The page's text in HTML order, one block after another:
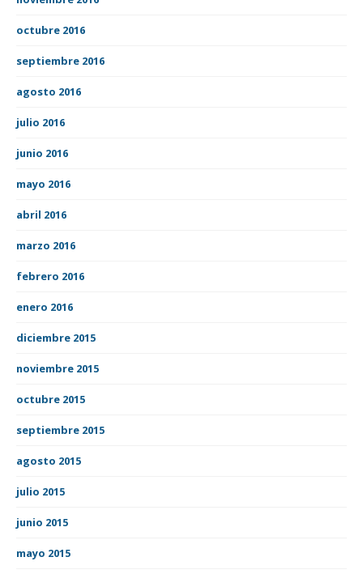
octubre 2016
septiembre 2016
agosto 2016
julio 2016
junio 2016
mayo 2016
abril 2016
marzo 2016
febrero 2016
enero 2016
diciembre 2015
noviembre 2015
octubre 2015
septiembre 2015
agosto 2015
julio 2015
junio 2015
mayo 2015